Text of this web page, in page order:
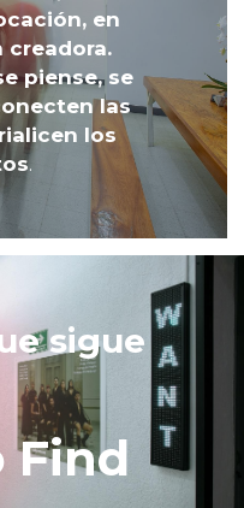
en
piense, se
las
los
.
sigue
Find